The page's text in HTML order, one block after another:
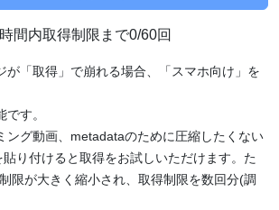
間内取得制限まで0/60回
が「取得」で崩れる場合、「スマホ向け」を
す。
ング動画、metadataのために圧縮したくない
り付けると取得をお試しいただけます。た
限が大きく縮小され、取得制限を数回分(調